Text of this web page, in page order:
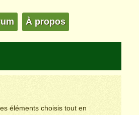
À propos
éléments choisis tout en